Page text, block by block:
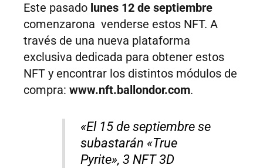
Este pasado lunes 12 de septiembre
comenzarona venderse estos NFT. A
través de una nueva plataforma
exclusiva dedicada para obtener estos
NFT y encontrar los distintos módulos de
compra: www.nft.ballondor.com.
«El 15 de septiembre se
subastarán «True
Pyrite», 3 NFT 3D